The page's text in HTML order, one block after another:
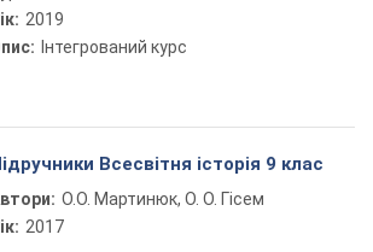
2019
Інтегрований курс
Всесвітня історія 9 клас
О.О. Мартинюк, О. О. Гісем
2017